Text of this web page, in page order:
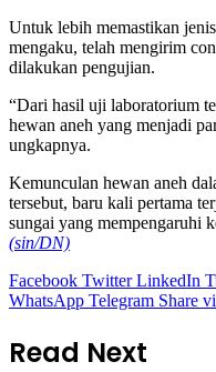
Untuk lebih memastikan
mengaku, telah mengirim
dilakukan pengujian.
“Dari hasil uji laboratorium
hewan aneh yang menjadi
ungkapnya.
Kemunculan hewan aneh
tersebut, baru kali pertama
sungai yang mempengaruhi
(sin/DN)
Facebook Twitter LinkedIn
WhatsApp Telegram Share
Read Next